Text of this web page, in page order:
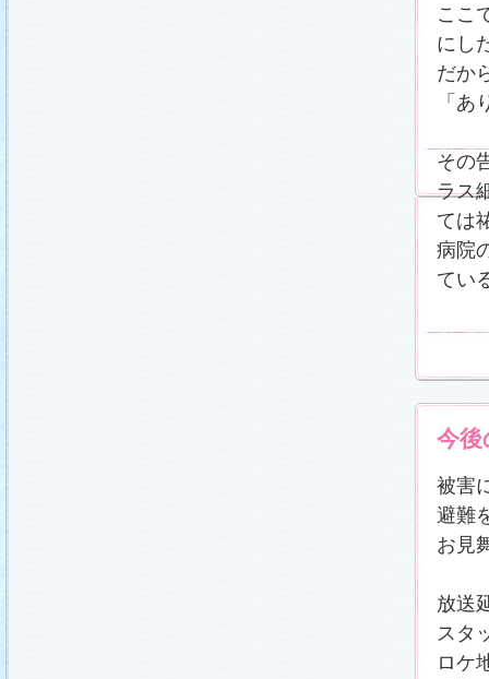
ここ
にし
だか
「
その
ラス
ては
病院
てい
今後
被害
避難
お見
放送
スタ
ロケ